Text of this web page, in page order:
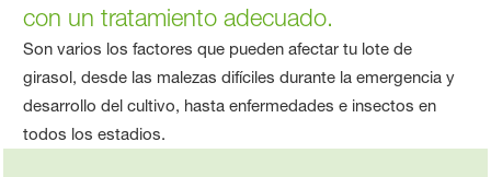
con un tratamiento adecuado.
Son varios los factores que pueden afectar tu lote de
girasol, desde las malezas difíciles durante la emergencia y
desarrollo del cultivo, hasta enfermedades e insectos en
todos los estadios.